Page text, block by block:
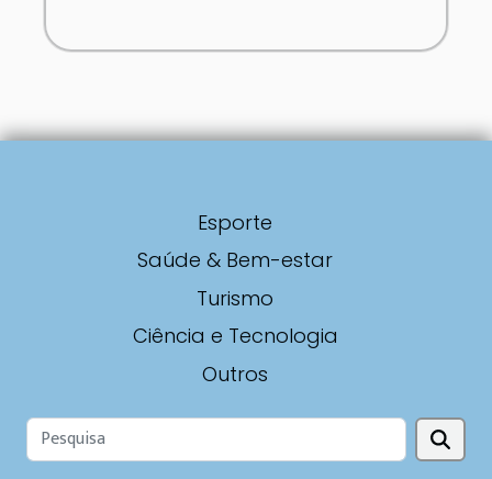
Esporte
Saúde & Bem-estar
Turismo
Ciência e Tecnologia
Outros